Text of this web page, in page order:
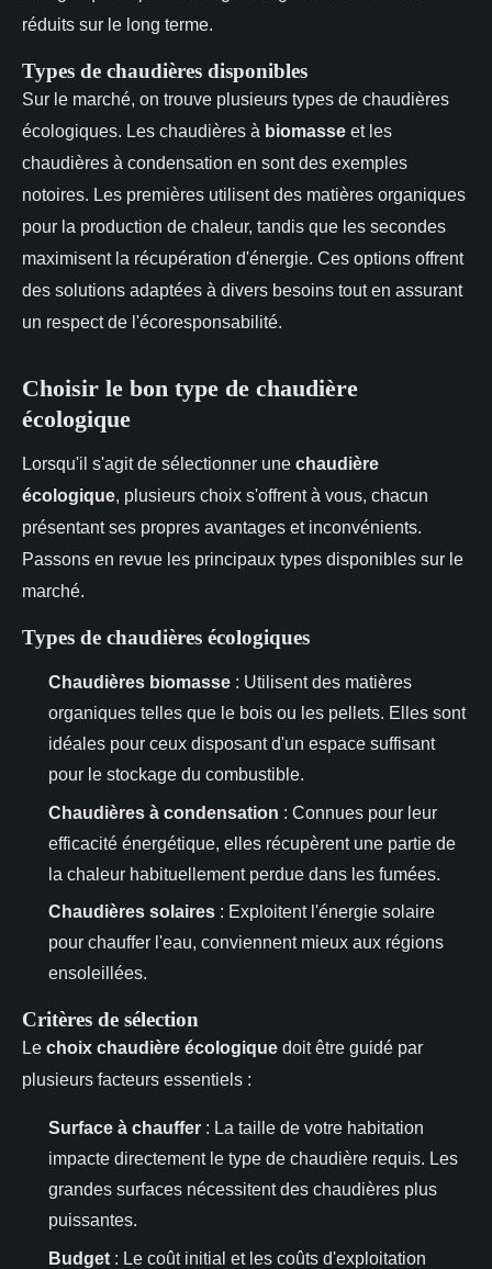
réduits sur le long terme.
Types de chaudières disponibles
Sur le marché, on trouve plusieurs types de chaudières
écologiques. Les chaudières à biomasse et les
chaudières à condensation en sont des exemples
notoires. Les premières utilisent des matières organiques
pour la production de chaleur, tandis que les secondes
maximisent la récupération d'énergie. Ces options offrent
des solutions adaptées à divers besoins tout en assurant
un respect de l'écoresponsabilité.
Choisir le bon type de chaudière
écologique
Lorsqu'il s'agit de sélectionner une chaudière
écologique, plusieurs choix s'offrent à vous, chacun
présentant ses propres avantages et inconvénients.
Passons en revue les principaux types disponibles sur le
marché.
Types de chaudières écologiques
Chaudières biomasse : Utilisent des matières
organiques telles que le bois ou les pellets. Elles sont
idéales pour ceux disposant d'un espace suffisant
pour le stockage du combustible.
Chaudières à condensation : Connues pour leur
efficacité énergétique, elles récupèrent une partie de
la chaleur habituellement perdue dans les fumées.
Chaudières solaires : Exploitent l'énergie solaire
pour chauffer l'eau, conviennent mieux aux régions
ensoleillées.
Critères de sélection
Le choix chaudière écologique doit être guidé par
plusieurs facteurs essentiels :
Surface à chauffer : La taille de votre habitation
impacte directement le type de chaudière requis. Les
grandes surfaces nécessitent des chaudières plus
puissantes.
Budget : Le coût initial et les coûts d'exploitation